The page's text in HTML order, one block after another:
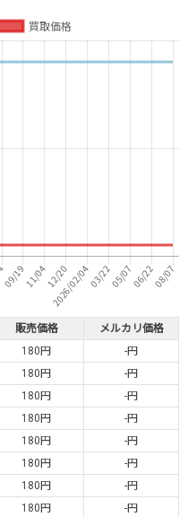
販売価格
メルカリ価格
180円
-円
180円
-円
180円
-円
180円
-円
180円
-円
180円
-円
180円
-円
180円 -円